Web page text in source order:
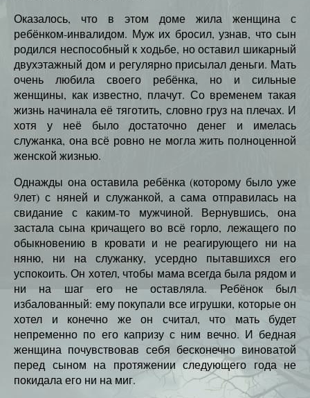
Оказалось, что в этом доме жила женщина с
ребёнком-инвалидом. Муж их бросил, узнав, что сын
родился неспособный к ходьбе, но оставил шикарный
двухэтажный дом и регулярно присылал деньги. Мать
очень любила своего ребёнка, но и сильные
женщины, как известно, плачут. Со временем такая
жизнь начинала её тяготить, словно груз на плечах. И
хотя у неё было достаточно денег и имелась
служанка, она всё ровно не могла жить полноценной
женской жизнью.
Однажды она оставила ребёнка (которому было уже
9лет) с няней и служанкой, а сама отправилась на
свидание с каким-то мужчиной. Вернувшись, она
застала сына кричащего во всё горло, лежащего по
обыкновению в кровати и не реагирующего ни на
няню, ни на служанку, усердно пытавшихся его
успокоить. Он хотел, чтобы мама всегда была рядом и
ни на шаг его не оставляла. Ребёнок был
избалованный: ему покупали все игрушки, которые он
хотел и конечно же он считал, что мать будет
непременно по его капризу с ним вечно. И бедная
женщина почувствовав себя бесконечно виноватой
перед сыном на протяжении следующего года не
покидала его ни на миг.